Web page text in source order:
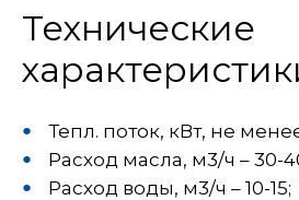
Технические
Тепл. поток, кВт, не
Расход масла, м3/ч – 30-
Расход воды, м3/ч – 10-15;